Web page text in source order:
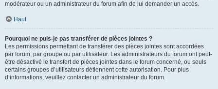
modérateur ou un administrateur du forum afin de lui demander un accès.
Haut
Pourquoi ne puis-je pas transférer de pièces jointes ?
Les permissions permettant de transférer des pièces jointes sont accordées
par forum, par groupe ou par utilisateur. Les administrateurs du forum ont peut-
être désactivé le transfert de pièces jointes dans le forum concerné, ou seuls
certains groupes d’utilisateurs détiennent cette autorisation. Pour plus
d’informations, veuillez contacter un administrateur du forum.